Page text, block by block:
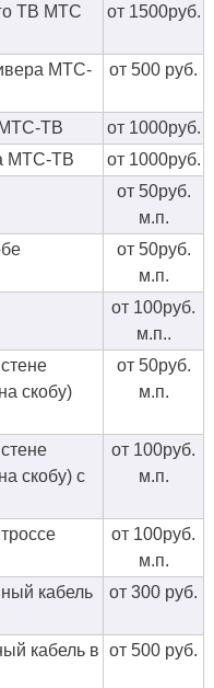
ТВ МТС
от 1500руб.
МТС-
от 500 руб.
МТС-ТВ
от 1000руб.
МТС-ТВ
от 1000руб.
от 50руб.
м.п.
от 50руб.
м.п.
от 100руб.
м.п..
скобу)
от 50руб.
м.п.
скобу) с
от 100руб.
м.п.
от 100руб.
м.п.
кабель
от 300 руб.
кабель в от 500 руб.